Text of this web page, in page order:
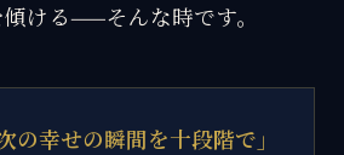
ける——そんな時です。
の幸せの瞬間を十段階で」